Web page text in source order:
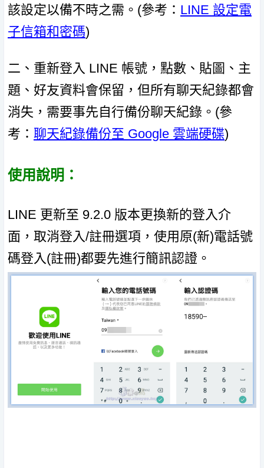
該設定以備不時之需。(參考： LINE 設定電
子信箱和密碼)
二、重新登入 LINE 帳號，點數、貼圖、主
題、好友資料會保留，但所有聊天紀錄都會
消失，需要事先自行備份聊天紀錄。(參
考： 聊天紀錄備份至 Google 雲端硬碟)
使用說明：
LINE 更新至 9.2.0 版本更換新的登入介
面，取消登入/註冊選項，使用原(新)電話號
碼登入(註冊)都要先進行簡訊認證。